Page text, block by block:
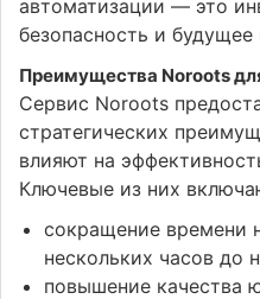
автоматизации — это
безопасность и
Преимущества Noroots
Сервис Noroots
стратегических
влияют на
Ключевые из них
сокращение времени
нескольких часов до
повышение качества